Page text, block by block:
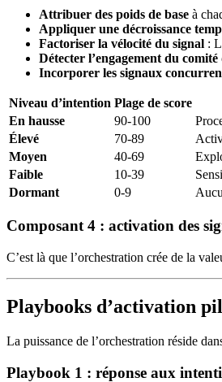
Attribuer des poids de base à
Appliquer une décroissance
Factoriser la vélocité du signal :
Détecter l’engagement du comité
Incorporer les signaux
Niveau d’intention Plage de score
En hausse
90-100
Élevé
70-89
Moyen
40-69
Faible
10-39
Dormant
0-9
Composant 4 : activation des
C’est là que l’orchestration crée de la
Playbooks d’activation
La puissance de l’orchestration réside
Playbook 1 : réponse aux